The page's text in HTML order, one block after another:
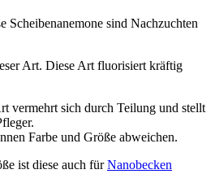
Scheibenanemone sind Nachzuchten
Art. Diese Art fluorisiert kräftig
vermehrt sich durch Teilung und stellt
Farbe und Größe abweichen.
ist diese auch fürNanobecken